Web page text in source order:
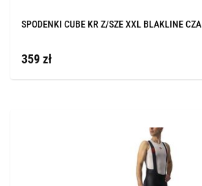
SPODENKI CUBE KR Z/SZE XXL BLAKLINE CZA
359 zł